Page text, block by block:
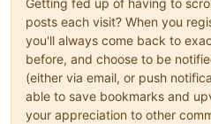
Getting fed up of having to
posts each visit? When you
you'll always come back to
before, and choose to be
(either via email, or push
able to save bookmarks and
your appreciation to other